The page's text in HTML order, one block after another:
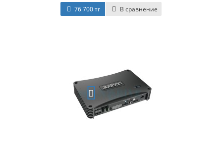
76 700 тг В сравнение